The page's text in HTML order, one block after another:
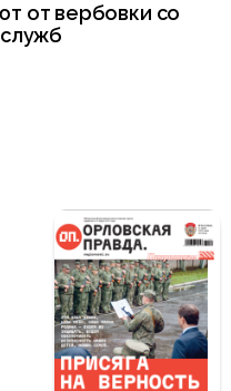
от вербовки со